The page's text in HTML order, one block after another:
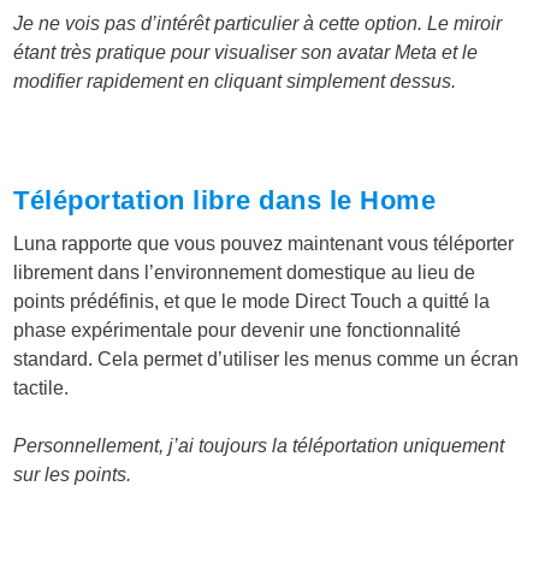
Je ne vois pas d’intérêt particulier à cette option. Le miroir
étant très pratique pour visualiser son avatar Meta et le
modifier rapidement en cliquant simplement dessus.
Téléportation libre dans le Home
Luna rapporte que vous pouvez maintenant vous téléporter
librement dans l’environnement domestique au lieu de
points prédéfinis, et que le mode Direct Touch a quitté la
phase expérimentale pour devenir une fonctionnalité
standard. Cela permet d’utiliser les menus comme un écran
tactile.
Personnellement, j’ai toujours la téléportation uniquement
sur les points.